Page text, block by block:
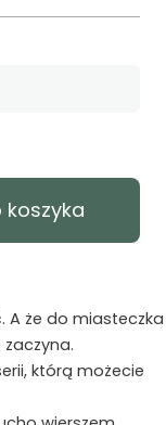
koszyka
A że do miasteczka
którą możecie